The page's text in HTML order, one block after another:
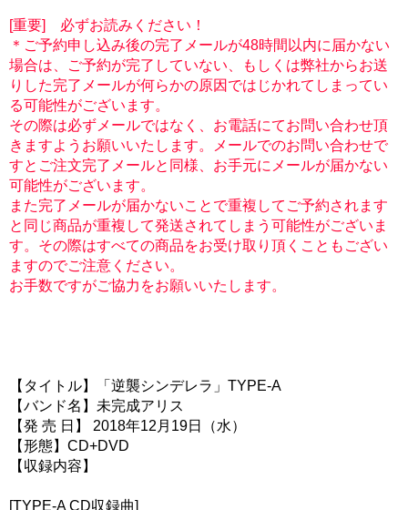
[重要] 必ずお読みください！
＊ご予約申し込み後の完了メールが48時間以内に届かない
場合は、ご予約が完了していない、もしくは弊社からお送
りした完了メールが何らかの原因ではじかれてしまってい
る可能性がございます。
その際は必ずメールではなく、お電話にてお問い合わせ頂
きますようお願いいたします。メールでのお問い合わせで
すとご注文完了メールと同様、お手元にメールが届かない
可能性がございます。
また完了メールが届かないことで重複してご予約されます
と同じ商品が重複して発送されてしまう可能性がございま
す。その際はすべての商品をお受け取り頂くこともござい
ますのでご注意ください。
お手数ですがご協力をお願いいたします。
【タイトル】「逆襲シンデレラ」TYPE-A
【バンド名】未完成アリス
【発 売 日】 2018年12月19日（水）
【形態】CD+DVD
【収録内容】
[TYPE-A CD収録曲]